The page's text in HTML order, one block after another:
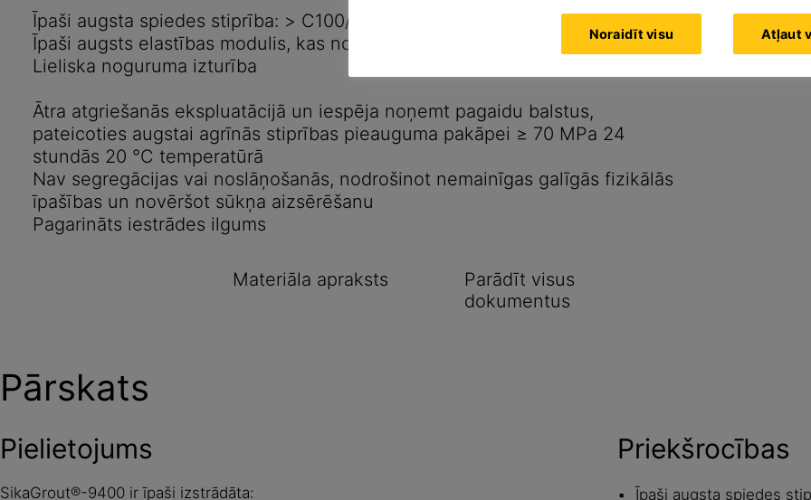
izcilām tehniskām īpašībām, ārkārtējām reoloģiskajām īpašībām un unikālu,
pagarinātu iestrādes laiku.
Īpaši augsta spiedes stiprība: > C100/115 saskaņā ar EN 206-1
Īpaši augsts elastības modulis, kas nodrošina izcilas stinguma īpašības
Lieliska noguruma izturība
Ātra atgriešanās ekspluatācijā un iespēja noņemt pagaidu balstus,
pateicoties augstai agrīnās stiprības pieauguma pakāpei ≥ 70 MPa 24
stundās 20 °C temperatūrā
Nav segregācijas vai noslāņošanās, nodrošinot nemainīgas galīgās fizikālās
īpašības un novēršot sūkņa aizsērēšanu
Pagarināts iestrādes ilgums
Materiāla apraksts
Parādīt visus
dokumentus
Pārskats
Pielietojums
SikaGrout®-9400 ir īpaši izstrādāta:
Priekšrocības
Īpaši augsta spiedes
Noraidīt visu Atļaut